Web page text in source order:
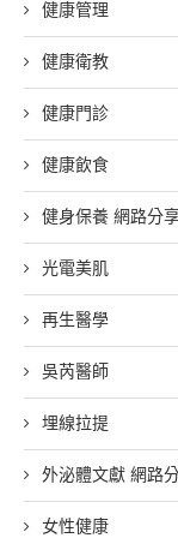
健康管理
健康衛教
健康門診
健康飲食
健身保養 網路分
光電美肌
再生醫學
吳芮醫師
埋線拉提
外泌體文獻 網路
女性健康